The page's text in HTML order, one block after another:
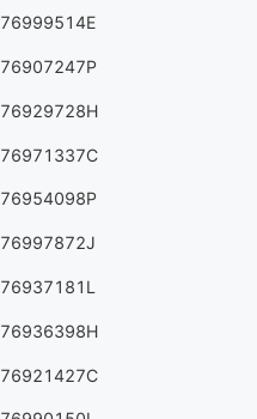
76999514E
76907247P
76929728H
76971337C
76954098P
76997872J
76937181L
76936398H
76921427C